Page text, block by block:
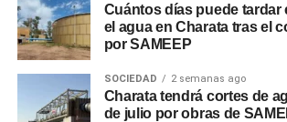
Cuántos días puede tardar
el agua en Charata tras el
por SAMEEP
SOCIEDAD 2 semanas ago
Charata tendrá cortes de
de julio por obras de